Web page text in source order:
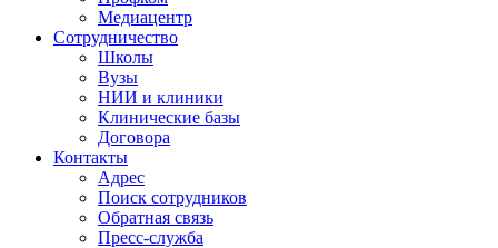
Медиацентр
Сотрудничество
Школы
Вузы
НИИ и клиники
Клинические базы
Договора
Контакты
Адрес
Поиск сотрудников
Обратная связь
Пресс-служба